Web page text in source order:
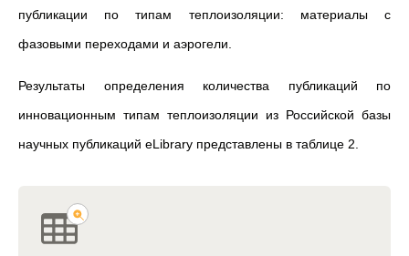
публикации по типам теплоизоляции: материалы с
фазовыми переходами и аэрогели.
Результаты определения количества публикаций по
инновационным типам теплоизоляции из Российской базы
научных публикаций eLibrary представлены в таблице 2.